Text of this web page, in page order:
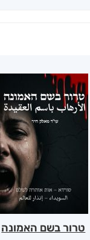
טרור בשם האמונה